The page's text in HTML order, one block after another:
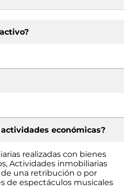
económicas?
realizadas con bienes
Actividades inmobiliarias
de una retribución o por
de espectáculos musicales